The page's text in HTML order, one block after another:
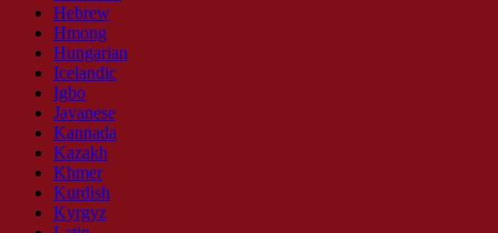
Hebrew
Hmong
Hungarian
Icelandic
Igbo
Javanese
Kannada
Kazakh
Khmer
Kurdish
Kyrgyz